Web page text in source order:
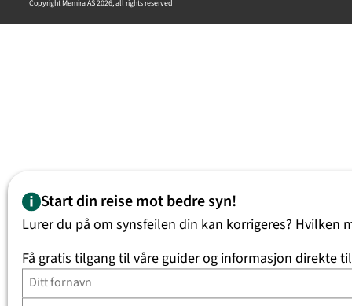
Copyright Memira AS 2026, all rights reserved
Start din reise mot bedre syn!
Lurer du på om synsfeilen din kan korrigeres? Hvilken
Få gratis tilgang til våre guider og informasjon direkte